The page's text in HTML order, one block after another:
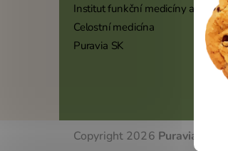
Institut funkční medicíny a výživy
Celostní medicína
Puravia SK
Copyright 2026 Puravia.cz